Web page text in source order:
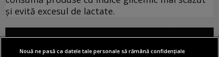
și evită excesul de lactate.
Nouă ne pasă ca datele tale personale să rămână confidențiale